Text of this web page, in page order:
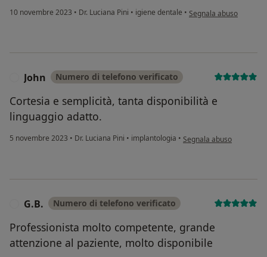
10 novembre 2023 • Dr. Luciana Pini • igiene dentale • secondo l'opinione
Segnala abuso
John Numero di telefono verificato
Cortesia e semplicità, tanta disponibilità e
linguaggio adatto.
5 novembre 2023 • Dr. Luciana Pini • implantologia • secondo l'opinione
Segnala abuso
G.B. Numero di telefono verificato
Professionista molto competente, grande
attenzione al paziente, molto disponibile